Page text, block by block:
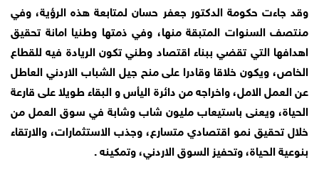
وقد جاءت حكومة الدكتور جعفر حسان لمتابعة هذه الرؤية، وفي
منتصف السنوات المتبقة منها، وفي ذمتها وطنيا امانة تحقيق
اهدافها التي تقضي ببناء اقتصاد وطني تكون الريادة فيه للقطاع
الخاص، ويكون خلاقا وقادرا على منح جيل الشباب الاردني العاطل
عن العمل الامل، واخراجه من دائرة اليأس و البقاء طويلا على قارعة
الحياة، ويعنى باستيعاب مليون شاب وشابة في سوق العمل من
خلال تحقيق نمو اقتصادي متسارع، وجذب الاستثمارات، والارتقاء
بنوعية الحياة، وتحفيز السوق الاردني، وتمكينه .